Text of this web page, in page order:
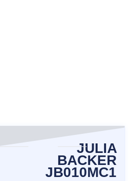
JULIA
BACKER
JB010MC1